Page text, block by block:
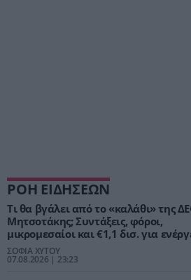
ΡΟΗ ΕΙΔΗΣΕΩΝ
Τι θα βγάλει από το «καλάθι» της
Μητσοτάκης; Συντάξεις, φόροι,
μικρομεσαίοι και €1,1 δισ. για
ΣΟΦΙΑ ΧΥΤΟΥ
07.08.2026 | 23:23